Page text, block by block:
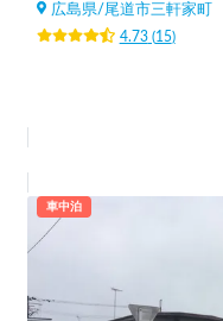
広島県/尾道市三軒家町
4.73(15)
車中泊